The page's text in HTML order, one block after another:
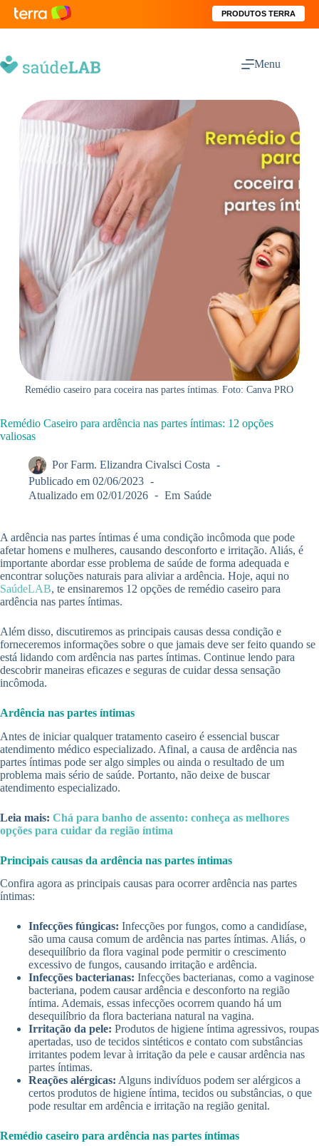
PRODUTOS TERRA
Menu
Remédio caseiro para coceira nas partes íntimas. Foto: Canva PRO
Remédio Caseiro para ardência nas partes íntimas: 12 opções
valiosas
Por Farm. Elizandra Civalsci Costa
Publicado em 02/06/2023
Atualizado em 02/01/2026 Em Saúde
A ardência nas partes íntimas é uma condição incômoda que pode
afetar homens e mulheres, causando desconforto e irritação. Aliás, é
importante abordar esse problema de saúde de forma adequada e
encontrar soluções naturais para aliviar a ardência. Hoje, aqui no
SaúdeLAB, te ensinaremos 12 opções de remédio caseiro para
ardência nas partes íntimas.
Além disso, discutiremos as principais causas dessa condição e
forneceremos informações sobre o que jamais deve ser feito quando se
está lidando com ardência nas partes íntimas. Continue lendo para
descobrir maneiras eficazes e seguras de cuidar dessa sensação
incômoda.
Ardência nas partes íntimas
Antes de iniciar qualquer tratamento caseiro é essencial buscar
atendimento médico especializado. Afinal, a causa de ardência nas
partes íntimas pode ser algo simples ou ainda o resultado de um
problema mais sério de saúde. Portanto, não deixe de buscar
atendimento especializado.
Leia mais: Chá para banho de assento: conheça as melhores
opções para cuidar da região íntima
Principais causas da ardência nas partes íntimas
Confira agora as principais causas para ocorrer ardência nas partes
íntimas:
Infecções fúngicas: Infecções por fungos, como a candidíase,
são uma causa comum de ardência nas partes íntimas. Aliás, o
desequilíbrio da flora vaginal pode permitir o crescimento
excessivo de fungos, causando irritação e ardência.
Infecções bacterianas: Infecções bacterianas, como a vaginose
bacteriana, podem causar ardência e desconforto na região
íntima. Ademais, essas infecções ocorrem quando há um
desequilíbrio da flora bacteriana natural na vagina.
Irritação da pele: Produtos de higiene íntima agressivos, roupas
apertadas, uso de tecidos sintéticos e contato com substâncias
irritantes podem levar à irritação da pele e causar ardência nas
partes íntimas.
Reações alérgicas: Alguns indivíduos podem ser alérgicos a
certos produtos de higiene íntima, tecidos ou substâncias, o que
pode resultar em ardência e irritação na região genital.
Remédio caseiro para ardência nas partes íntimas